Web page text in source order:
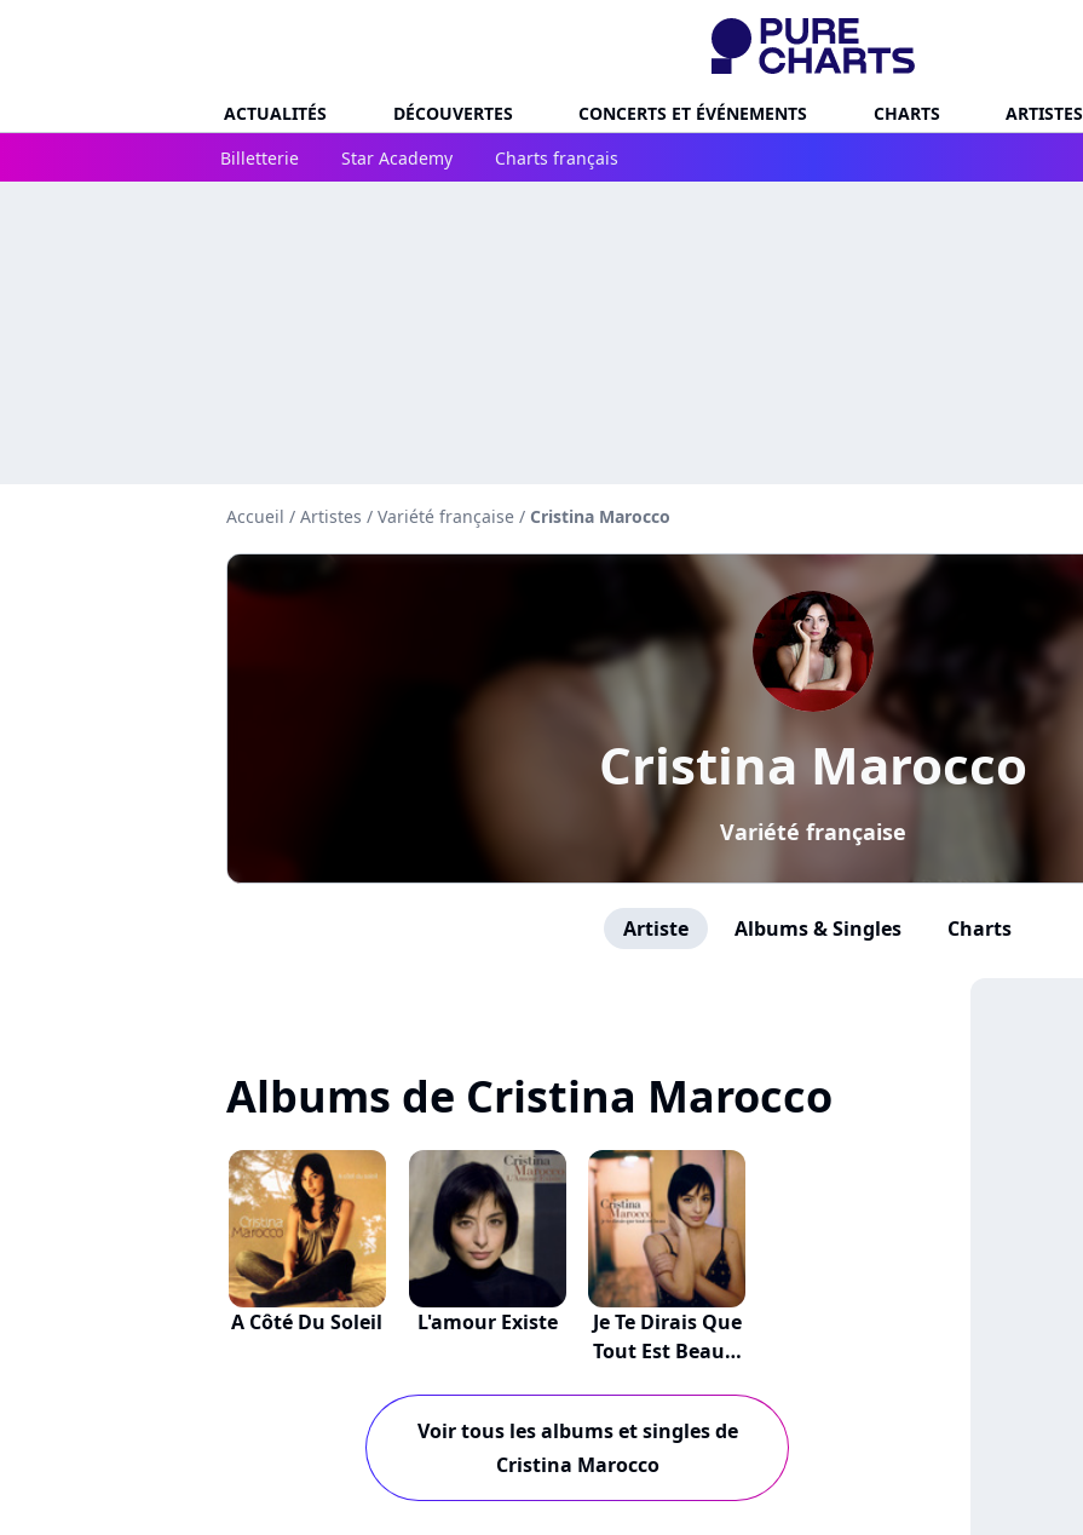
ACTUALITÉS DÉCOUVERTES CONCERTS ET ÉVÉNEMENTS CHARTS ARTISTES
Billetterie
Star Academy Charts français
Accueil / Artistes / Variété française / Cristina Marocco
Cristina Marocco
Variété française
Artiste Albums & Singles Charts
Albums de Cristina Marocco
A Côté Du Soleil L'amour Existe
Je Te Dirais Que
Tout Est Beau…
Voir tous les albums et singles de
Cristina Marocco